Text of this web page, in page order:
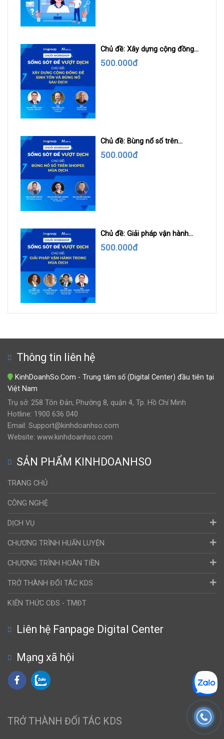
TRỞ THÀNH ĐỐI TÁC KDS
Thông tin liên hệ
KinhDoanhSo.Com - Trung tâm số (Digital Center) đầu tiên tại
Việt Nam
Trụ sở: 258 Tôn Đản, Phường 8, quận 4, Tp. Hồ Chí Minh
Hotline: 1900 636 040
Email: Support@kinhdoanhso.com
Website: www.kinhdoanhso.com
SẢN PHẨM KINHDOANHSO
TRANG CHỦ
CÔNG NGHỆ
DỊCH VỤ
CHƯƠNG TRÌNH HUẤN LUYỆN
CHƯƠNG TRÌNH HOÀN TIỀN
TRỞ THÀNH ĐỐI TÁC KDS
KIẾN THỨC CĐS - TMĐT
Liên hệ Fanpage Digital Center
Mạng xã hội
Chủ đề: Xây dựng cộng đồng
để sinh tồn và bùng nổ sau dịch
500.000đ
Chủ đề: Bùng nổ số trên
Shopee mùa dịch
500.000đ
Chủ đề: Giải pháp vận hành
trong mùa dịch
500.000đ